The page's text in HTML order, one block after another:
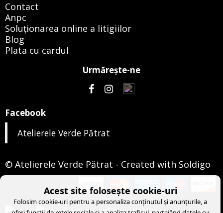
Contact
Anpc
Soluționarea online a litigiilor
Blog
Plata cu cardul
Urmăreşte-ne
Facebook
Atelierele Verde Pătrat
© Atelierele Verde Pătrat - Created with Soldigo
Acest site folosește cookie-uri
Folosim cookie-uri pentru a personaliza conținutul și anunțurile, a